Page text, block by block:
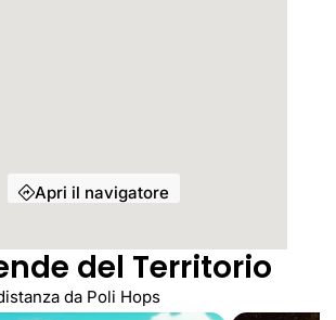
Apri il navigatore
del Territorio
da Poli Hops